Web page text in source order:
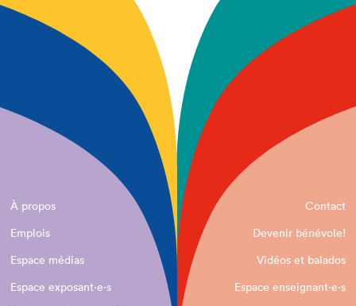
À propos
Contact
Emplois
Devenir bénévole!
Espace médias
Vidéos et balados
Espace exposant·e⋅s
Espace enseignant·e⋅s